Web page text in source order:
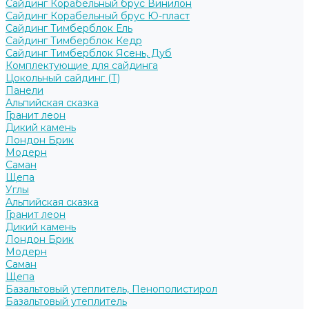
Сайдинг Корабельный брус Винилон
Сайдинг Корабельный брус Ю-пласт
Сайдинг Тимберблок Ель
Сайдинг Тимберблок Кедр
Сайдинг Тимберблок Ясень, Дуб
Комплектующие для сайдинга
Цокольный сайдинг (Т)
Панели
Альпийская сказка
Гранит леон
Дикий камень
Лондон Брик
Модерн
Саман
Щепа
Углы
Альпийская сказка
Гранит леон
Дикий камень
Лондон Брик
Модерн
Саман
Щепа
Базальтовый утеплитель, Пенополистирол
Базальтовый утеплитель